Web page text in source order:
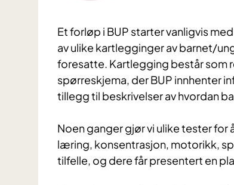
Et forløp i BUP starter vanligvis
av ulike kartlegginger av barnet/
foresatte. Kartlegging består som
spørreskjema, der BUP innhenter
tillegg til beskrivelser av hvordan
Noen ganger gjør vi ulike tester
læring, konsentrasjon, motorikk,
tilfelle, og dere får presentert en